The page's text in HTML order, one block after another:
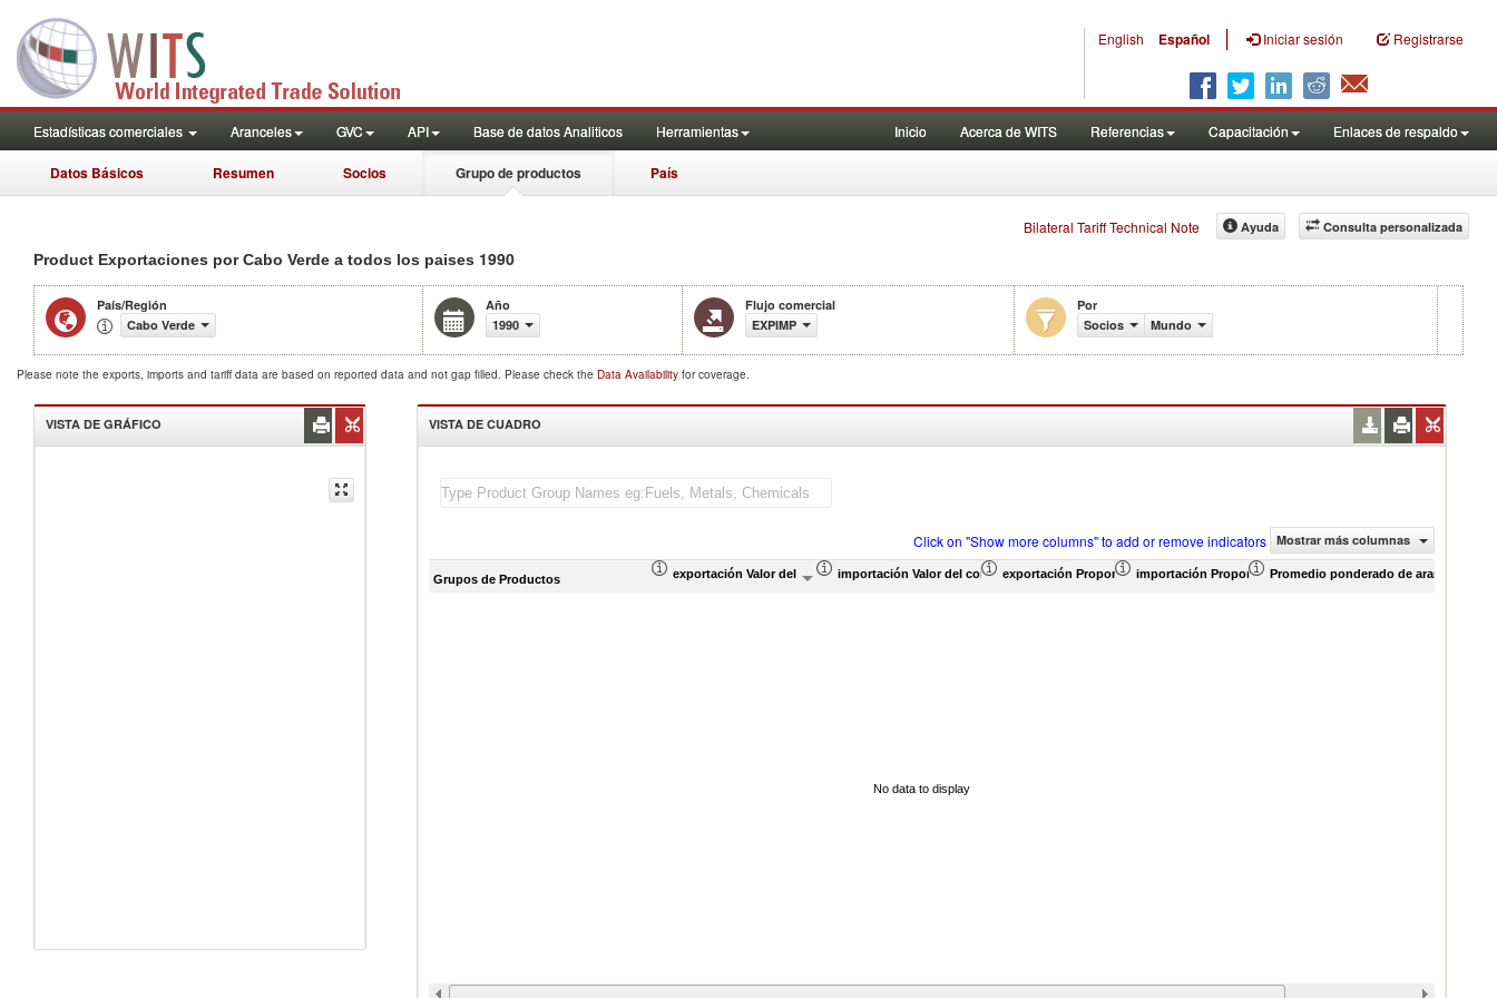
English Español | Iniciar sesión Registrarse
Estadísticas comerciales Aranceles GVC API Base de datos Analiticos Herramientas Inicio Acerca de WITS Referencias Capacitación Enlaces de respaldo
Datos Básicos Resumen Socios Grupo de productos País
Bilateral Tariff Technical Note Consulta personalizada
Ayuda
Product Exportaciones por Cabo Verde a todos los paises 1990
País/Región
Cabo Verde
Año
1990
Flujo comercial
EXPIMP
Por
Socios
Mundo
Please note the exports, imports and tariff data are based on reported data and not gap filled. Please check the Data Availability for coverage.
VISTA DE GRÁFICO VISTA DE CUADRO
Click on "Show more columns" to add or remove indicators Mostrar más columnas
Grupos de Productos exportación Valor del comercio (en miles de US$)importación Valor del comercio (en miles de US$)exportación Proporción de productos (%)importación Proporción de productos (%)
Promedio ponderado de aranceles
No data to display